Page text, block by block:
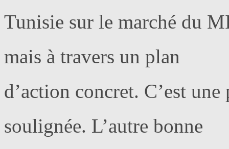
Tunisie sur le marché du
mais à travers un plan
d’action concret. C’est
soulignée. L’autre bonne